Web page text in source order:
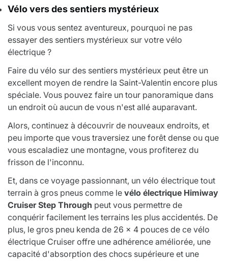
Vélo vers des sentiers mystérieux
Si vous vous sentez aventureux, pourquoi ne pas
essayer des sentiers mystérieux sur votre vélo
électrique ?
Faire du vélo sur des sentiers mystérieux peut être un
excellent moyen de rendre la Saint-Valentin encore plus
spéciale. Vous pouvez faire un tour panoramique dans
un endroit où aucun de vous n'est allé auparavant.
Alors, continuez à découvrir de nouveaux endroits, et
peu importe que vous traversiez une forêt dense ou que
vous escaladiez une montagne, vous profiterez du
frisson de l'inconnu.
Et, dans ce voyage passionnant, un vélo électrique tout
terrain à gros pneus comme le vélo électrique Himiway
Cruiser Step Through peut vous permettre de
conquérir facilement les terrains les plus accidentés. De
plus, le gros pneu kenda de 26 x 4 pouces de ce vélo
électrique Cruiser offre une adhérence améliorée, une
capacité d'absorption des chocs supérieure et une